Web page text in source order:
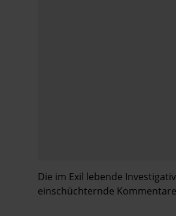
Die im Exil lebende
einschüchternde